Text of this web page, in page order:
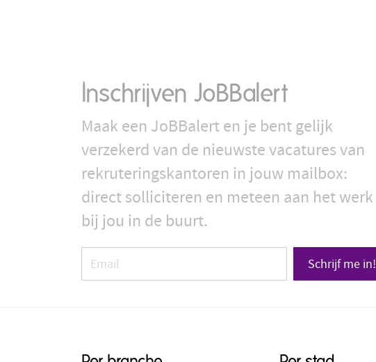
Inschrijven JoBBalert
Maak een JoBBalert en je bent gelijk
verzekerd van de nieuwste vacatures van
rekruteringskantoren in jouw mailbox:
direct solliciteren en meteen aan het werk
bij jou in de buurt.
Schrijf me in!